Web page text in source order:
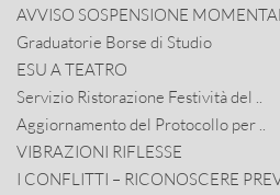
AVVISO SOSPENSIONE
Graduatorie Borse di Studio
ESU A TEATRO
Servizio Ristorazione Festività del ..
Aggiornamento del Protocollo per ..
VIBRAZIONI RIFLESSE
I CONFLITTI – RICONOSCERE